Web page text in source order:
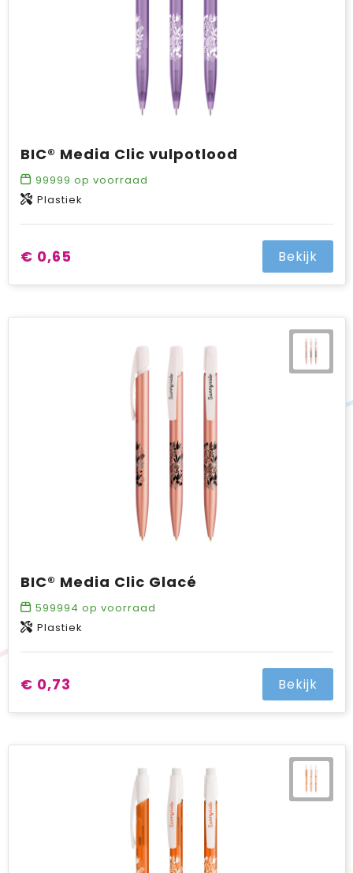
BIC® Media Clic vulpotlood
99999 op voorraad
Plastiek
€ 0,65 Bekijk
BIC® Media Clic Glacé
599994 op voorraad
Plastiek
€ 0,73 Bekijk